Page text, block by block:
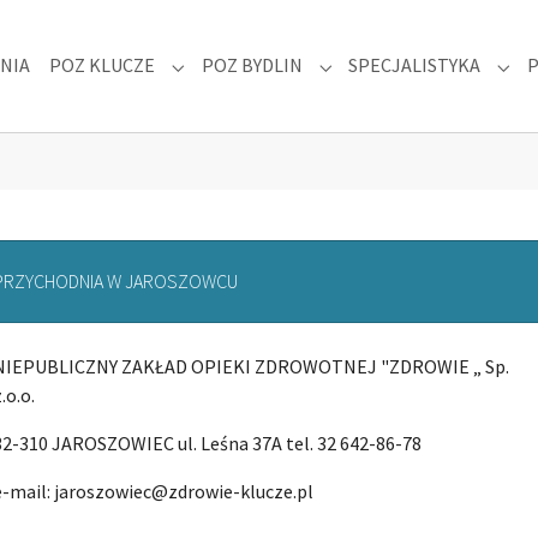
PACJENTA"
POZ KLUCZE Submenu for "POZ KLUCZE"
POZ BYDLIN Submenu for "POZ
SPECJALISTYKA
W JAROSZOWCU
ZAKŁAD OPIEKI ZDROWOTNEJ "ZDROWIE „ Sp.
310 JAROSZOWIEC ul. Leśna 37A tel. 32 642-86-78
mail: jaroszowiec@zdrowie-klucze.pl